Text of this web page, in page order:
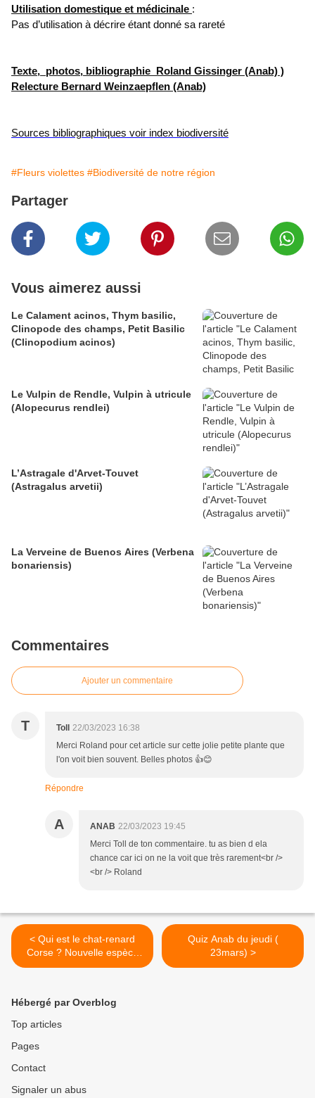
Utilisation domestique et médicinale :
Pas d’utilisation à décrire étant donné sa rareté
Texte, photos, bibliographie Roland Gissinger (Anab) )
Relecture Bernard Weinzaepflen (Anab)
Sources bibliographiques voir index biodiversité
#Fleurs violettes #Biodiversité de notre région
Partager
Vous aimerez aussi
Le Calament acinos, Thym basilic,
Clinopode des champs, Petit Basilic
(Clinopodium acinos)
Le Vulpin de Rendle, Vulpin à utricule
(Alopecurus rendlei)
L’Astragale d'Arvet-Touvet
(Astragalus arvetii)
La Verveine de Buenos Aires (Verbena
bonariensis)
Commentaires
Ajouter un commentaire
T Toll 22/03/2023 16:38
Merci Roland pour cet article sur cette jolie petite plante que
l'on voit bien souvent. Belles photos 👍😊
Répondre
A ANAB 22/03/2023 19:45
Merci Toll de ton commentaire. tu as bien d ela
chance car ici on ne la voit que très rarement<br />
<br /> Roland
< Qui est le chat-renard
Corse ? Nouvelle espèce
féline ?
Quiz Anab du jeudi (
23mars) >
Hébergé par Overblog
Top articles
Pages
Contact
Signaler un abus